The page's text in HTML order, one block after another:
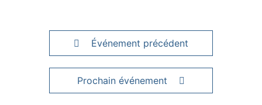
Événement précédent
Prochain événement